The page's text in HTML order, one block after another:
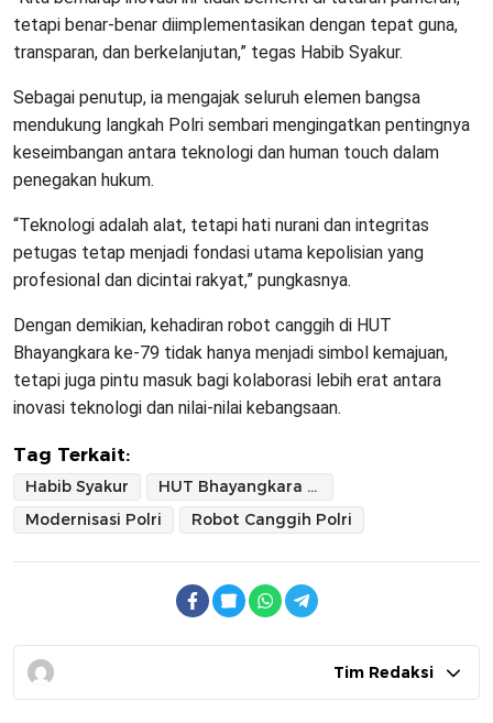
tetapi benar-benar diimplementasikan dengan tepat guna,
transparan, dan berkelanjutan,” tegas Habib Syakur.
Sebagai penutup, ia mengajak seluruh elemen bangsa
mendukung langkah Polri sembari mengingatkan pentingnya
keseimbangan antara teknologi dan human touch dalam
penegakan hukum.
“Teknologi adalah alat, tetapi hati nurani dan integritas
petugas tetap menjadi fondasi utama kepolisian yang
profesional dan dicintai rakyat,” pungkasnya.
Dengan demikian, kehadiran robot canggih di HUT
Bhayangkara ke-79 tidak hanya menjadi simbol kemajuan,
tetapi juga pintu masuk bagi kolaborasi lebih erat antara
inovasi teknologi dan nilai-nilai kebangsaan.
Tag Terkait:
Habib Syakur
HUT Bhayangkara ke-79
Modernisasi Polri
Robot Canggih Polri
Tim Redaksi